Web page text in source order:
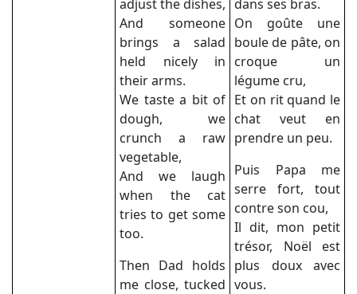
adjust the dishes,
And someone
brings a salad
held nicely in
their arms.
We taste a bit of
dough, we
crunch a raw
vegetable,
And we laugh
when the cat
tries to get some
too.
Then Dad holds
me close, tucked
dans ses bras.
On goûte une
boule de pâte, on
croque un
légume cru,
Et on rit quand le
chat veut en
prendre un peu.
Puis Papa me
serre fort, tout
contre son cou,
Il dit, mon petit
trésor, Noël est
plus doux avec
vous.